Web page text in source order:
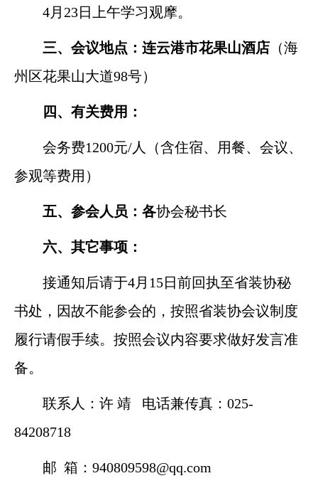
4月 23日上午学习观摩。
三、会议地点：连云港市花果山酒店 （海
州区花果山大道98号）
四、有关费用：
会务费1200元/人
（含住宿、用餐、会议、
参观等费用）
五、参会人员：各协会秘书长
六、其它事项：
接通知后请于4月 15日前回执至省装协秘
书处，因故不能参会的，按照省装协会议制度
履行请假手续。按照会议内容要求做好发言准
备。
联系人：许 靖 电话兼传真： 025-
84208718
邮 箱： 940809598@qq.com